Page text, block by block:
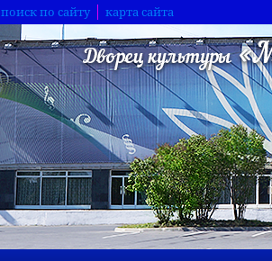
поиск по сайту карта сайта